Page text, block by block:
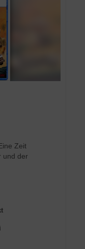
Zeit
und der